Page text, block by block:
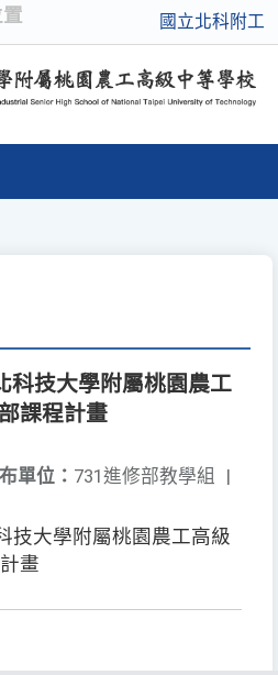
國立北科附工
科技大學附屬桃園農工
課程計畫
單位： 731進修部教學組 |
技大學附屬桃園農工高級
畫